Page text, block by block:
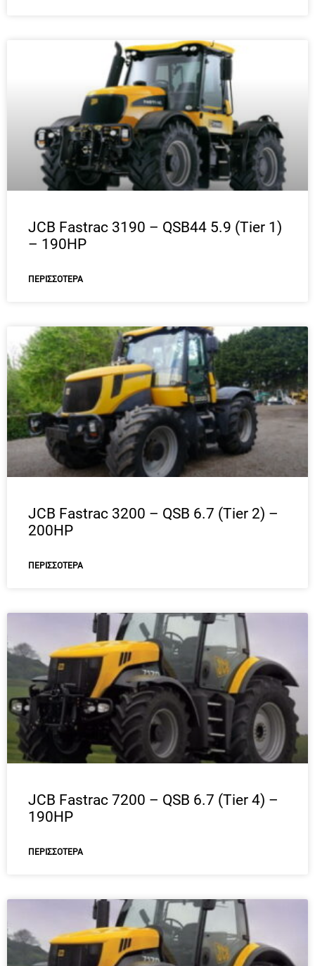
JCB Fastrac 3190 – QSB44 5.9 (Tier 1)
– 190HP
ΠΕΡΙΣΣΌΤΕΡΑ
JCB Fastrac 3200 – QSB 6.7 (Tier 2) –
200HP
ΠΕΡΙΣΣΌΤΕΡΑ
JCB Fastrac 7200 – QSB 6.7 (Tier 4) –
190HP
ΠΕΡΙΣΣΌΤΕΡΑ